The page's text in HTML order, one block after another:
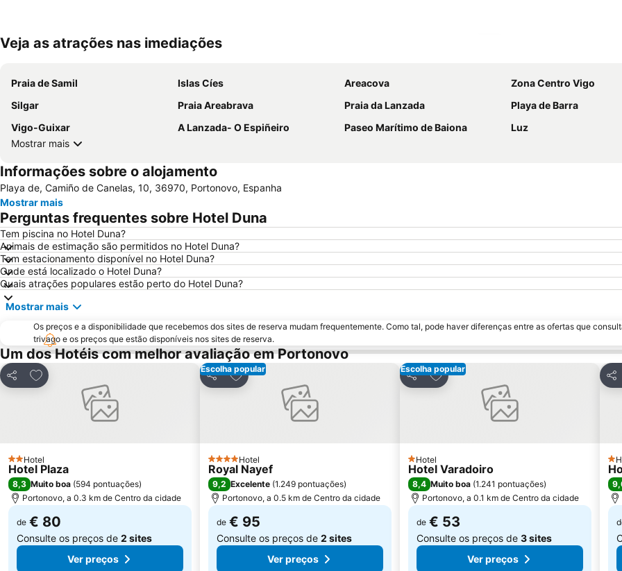
Veja as atrações nas imediações
Praia de Samil Islas Cíes Areacova
Zona Centro Vigo
Silgar
Praia Areabrava Praia da Lanzada
Playa de Barra
Vigo-Guixar
A Lanzada- O Espiñeiro Paseo Marítimo de Baiona
Luz
Mostrar mais
Informações sobre o alojamento
Playa de, Camiño de Canelas, 10, 36970, Portonovo, Espanha
Mostrar mais
Perguntas frequentes sobre Hotel Duna
Tem piscina no Hotel Duna?
Animais de estimação são permitidos no Hotel Duna?
Tem estacionamento disponível no Hotel Duna?
Onde está localizado o Hotel Duna?
Quais atrações populares estão perto do Hotel Duna?
Mostrar mais
Os preços e a disponibilidade que recebemos dos sites de reserva mudam frequentemente. Como tal, pode haver diferenças entre as ofertas que
trivago e os preços que estão disponíveis nos sites de reserva.
Um dos Hotéis com melhor avaliação em Portonovo
Partilhar
Adicionar aos favoritos
2 Estrelas
Hotel
Hotel Plaza
8,3 Muito boa (594 pontuações)
Portonovo, a 0.3 km de Centro da cidade
de € 80
Consulte os preços de 2 sites
Ver preços
Escolha popular
Partilhar
Adicionar aos favoritos
4 Estrelas
Hotel
Royal Nayef
9,2 Excelente (1.249 pontuações)
Portonovo, a 0.5 km de Centro da cidade
de € 95
Consulte os preços de 2 sites
Ver preços
Escolha popular
Partilhar
Adicionar aos favoritos
1 Estrelas
Hotel
Hotel Varadoiro
8,4 Muito boa (1.241 pontuações)
Portonovo, a 0.1 km de Centro da cidade
de € 53
Consulte os preços de 3 sites
Ver preços
1